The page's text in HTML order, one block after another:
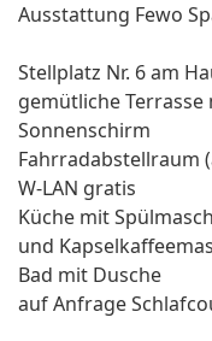
Ausstattung Fewo
Stellplatz Nr. 6 am
gemütliche
Sonnenschirm
Fahrradabstellraum
W-LAN gratis
Küche mit
und
Bad mit Dusche
auf Anfrage